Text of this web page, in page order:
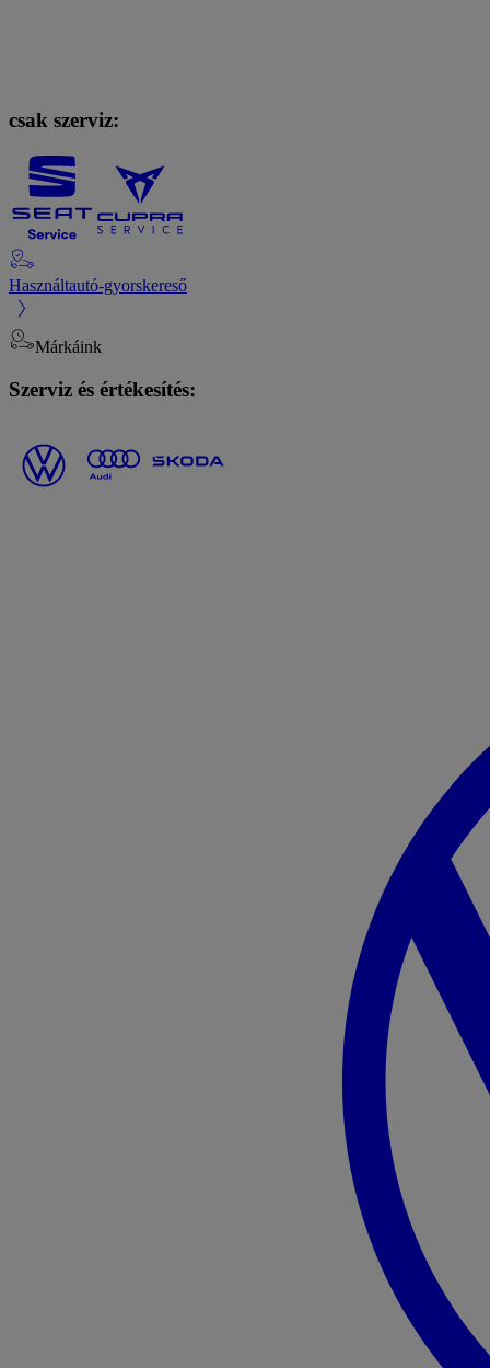
csak szerviz:
Használtautó-gyorskereső
Márkáink
Szerviz és értékesítés: